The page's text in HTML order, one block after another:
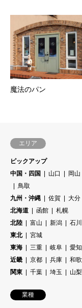
魔法のパン
エリア
ピックアップ
中国・四国
山口 岡山
鳥取
九州・沖縄
佐賀 大分
北海道
函館
札幌
北陸
富山 新潟 石川
東北
宮城
東海
三重 岐阜 愛知
近畿
京都 兵庫 和
関東
千葉 埼玉 山梨
業種